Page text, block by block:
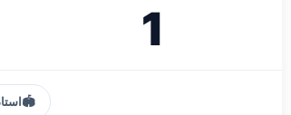
1
🏟️